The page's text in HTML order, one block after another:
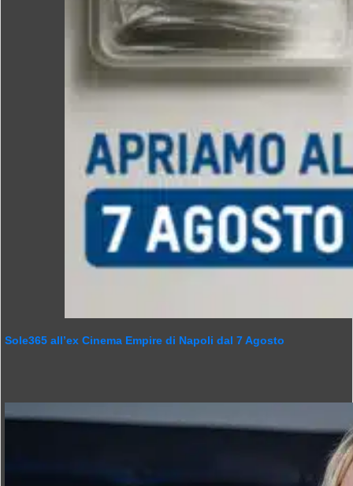
Sole365 all’ex Cinema Empire di Napoli dal 7 Agosto